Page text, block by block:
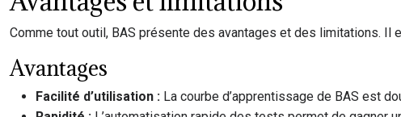
Comme tout outil, BAS présente des avantages et des limitations.
Avantages
Facilité d’utilisation : La courbe d’apprentissage de BAS est